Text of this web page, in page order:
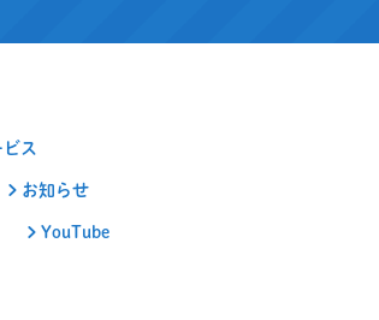
ス
お知らせ
YouTube